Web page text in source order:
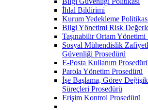
İhlal Bildirimi
Kurum Yedekleme
Bilgi Yönetimi Risk
Taşınabilir Ortam Yönetimi
Sosyal Mühendislik
Güvenliği Prosedürü
E-Posta Kullanım
Parola Yönetim Prosedürü
İşe Başlama, Görev
Süreçleri Prosedürü
Erişim Kontrol Prosedürü